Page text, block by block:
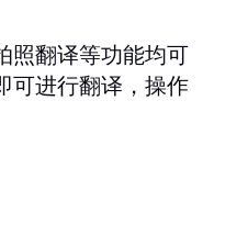
照翻译等功能均可
可进行翻译，操作